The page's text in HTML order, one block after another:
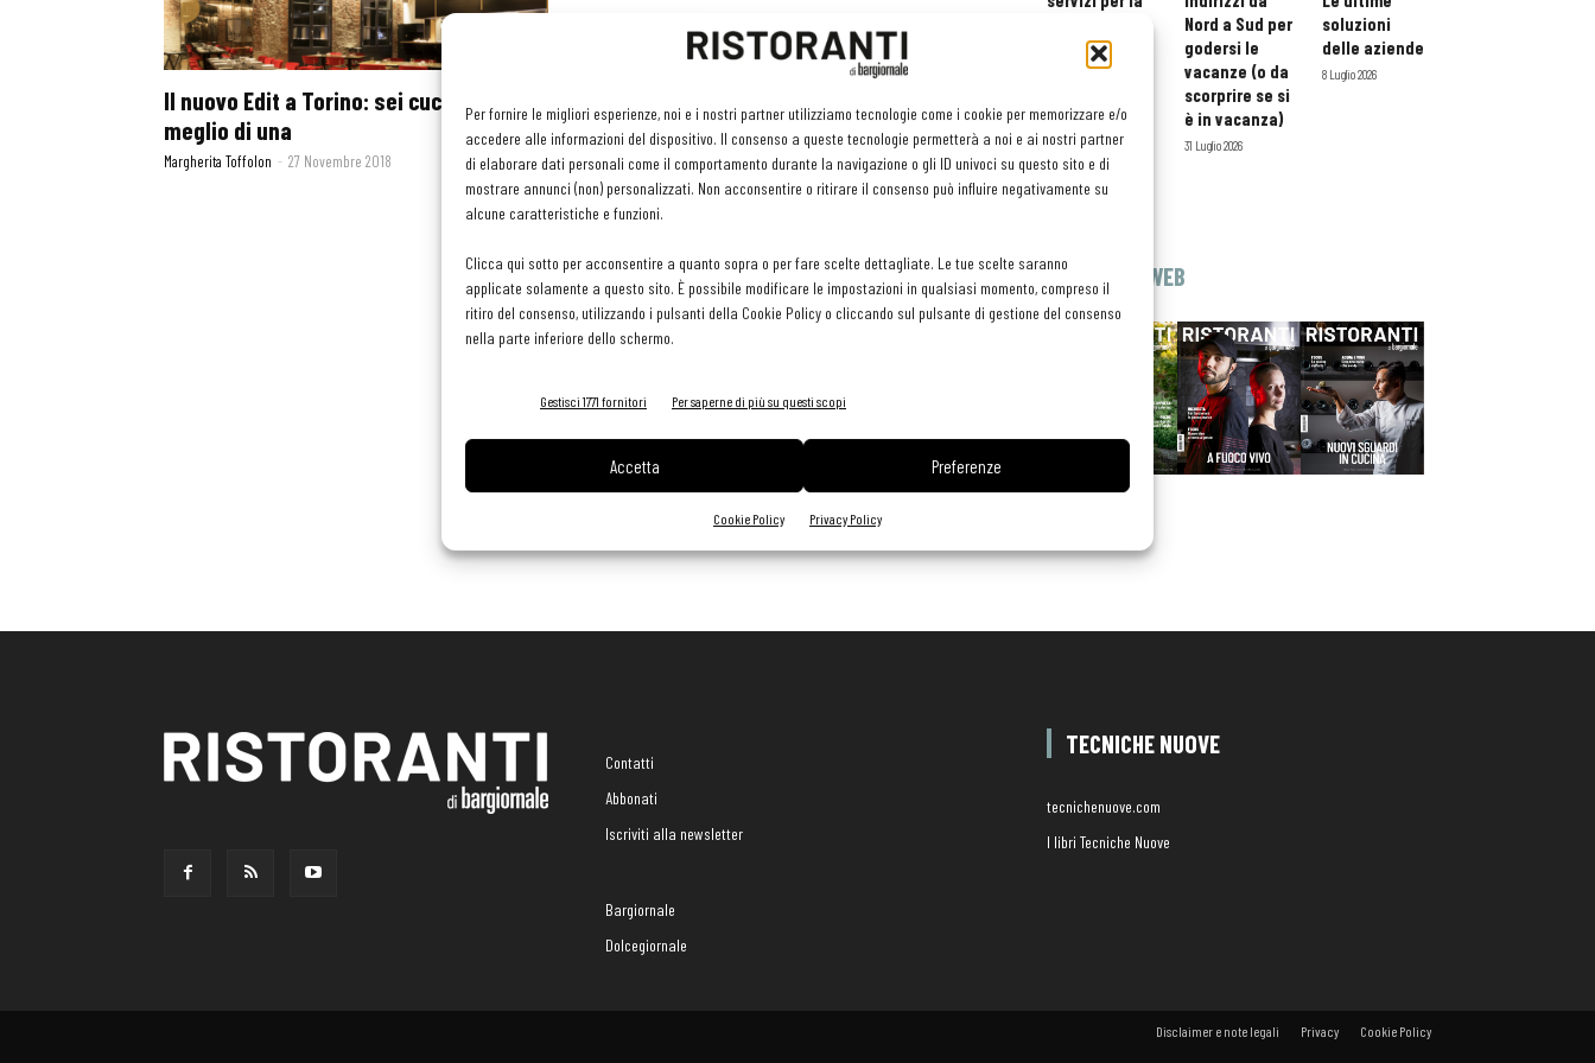
Per fornire le migliori esperienze, noi e i nostri partner utilizziamo tecnologie come i cookie per memorizzare e/o
accedere alle informazioni del dispositivo. Il consenso a queste tecnologie permetterà a noi e ai nostri partner
di elaborare dati personali come il comportamento durante la navigazione o gli ID univoci su questo sito e di
mostrare annunci (non) personalizzati. Non acconsentire o ritirare il consenso può influire negativamente su
alcune caratteristiche e funzioni.
Clicca qui sotto per acconsentire a quanto sopra o per fare scelte dettagliate. Le tue scelte saranno
applicate solamente a questo sito. È possibile modificare le impostazioni in qualsiasi momento, compreso il
ritiro del consenso, utilizzando i pulsanti della Cookie Policy o cliccando sul pulsante di gestione del consenso
nella parte inferiore dello schermo.
Gestisci 1771 fornitori Per saperne di più su questi scopi
Accetta Preferenze
Cookie Policy Privacy Policy
Il nuovo Edit a Torino: sei cucine sono
meglio di una
Margherita Toffolon - 27 Novembre 2018
orario esteso
e tessera
professionisti
HoReCa
29 Luglio 2026
Nord a Sud per
godersi le
vacanze (o da
scorprire se si
è in vacanza)
31 Luglio 2026
soluzioni
delle aziende
8 Luglio 2026
EDICOLA WEB
Contatti
Abbonati
Iscriviti alla newsletter
Bargiornale
Dolcegiornale
TECNICHE NUOVE
tecnichenuove.com
I libri Tecniche Nuove
Disclaimer e note legali Privacy Cookie Policy